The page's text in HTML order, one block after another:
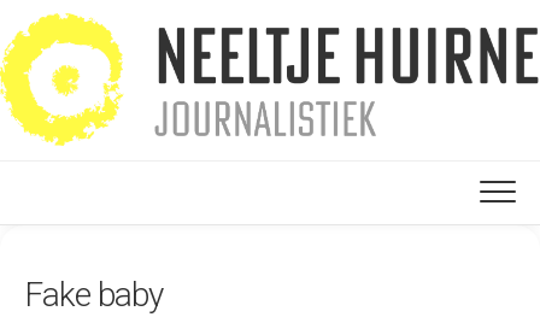
naar
de
inhoud
Fake baby